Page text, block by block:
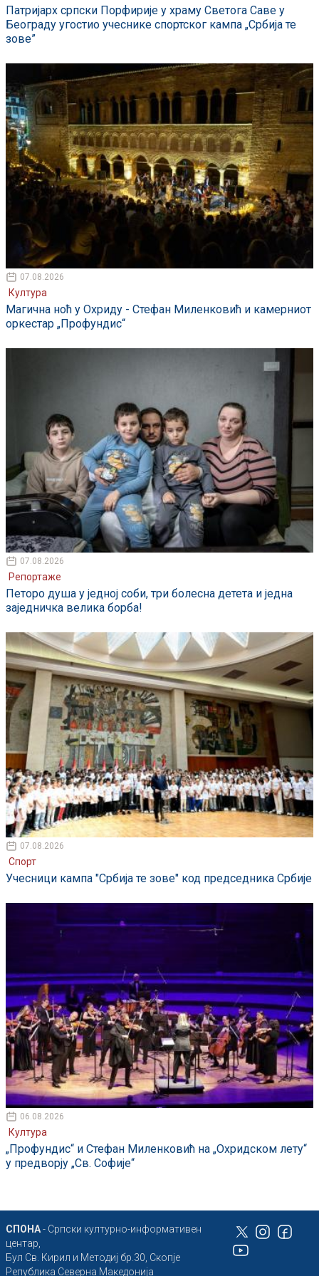
Патријарх српски Порфирије у храму Светога Саве у
Београду угостио учеснике спортског кампа „Србија те
зове”
07.08.2026
Култура
Магична ноћ у Охриду - Стефан Миленковић и камерниот
оркестар „Профундис“
07.08.2026
Репортаже
Петоро душа у једној соби, три болесна детета и једна
заједничка велика борба!
07.08.2026
Спорт
Учесници кампа "Србија те зове" код председника Србије
06.08.2026
Култура
„Профундис“ и Стефан Миленковић на „Охридском лету“
у предворју „Св. Софије“
СПОНА- Српски културно-информативен
центар,
Бул Св. Кирил и Методиј бр.30, Скопје
Република Северна Македонија